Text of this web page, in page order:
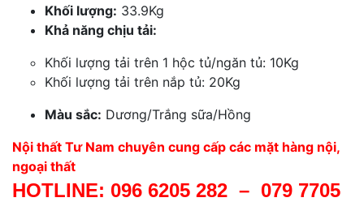
Khối lượng: 33.9Kg
Khả năng chịu tải:
Khối lượng tải trên 1 hộc tủ/ngăn tủ: 10Kg
Khối lượng tải trên nắp tủ: 20Kg
Màu sắc: Dương/Trắng sữa/Hồng
Nội thất Tư Nam chuyên cung cấp các mặt hàng nội,
ngoại thất
HOTLINE: 096 6205 282 – 079 7705